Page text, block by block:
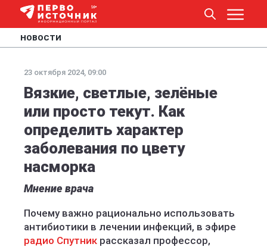
НОВОСТИ
23 октября 2024, 09:00
Вязкие, светлые, зелёные
или просто текут. Как
определить характер
заболевания по цвету
насморка
Мнение врача
Почему важно рационально использовать
антибиотики в лечении инфекций, в эфире
радио Спутник рассказал профессор,